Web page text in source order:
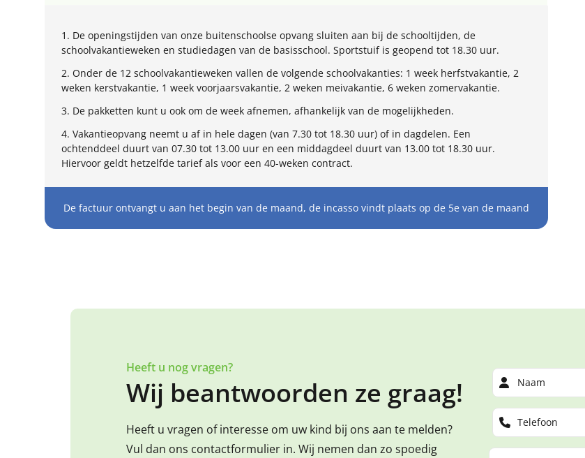
1. De openingstijden van onze buitenschoolse opvang sluiten aan bij de schooltijden, de
schoolvakantieweken en studiedagen van de basisschool. Sportstuif is geopend tot 18.30 uur.
2. Onder de 12 schoolvakantieweken vallen de volgende schoolvakanties: 1 week herfstvakantie, 2
weken kerstvakantie, 1 week voorjaarsvakantie, 2 weken meivakantie, 6 weken zomervakantie.
3. De pakketten kunt u ook om de week afnemen, afhankelijk van de mogelijkheden.
4. Vakantieopvang neemt u af in hele dagen (van 7.30 tot 18.30 uur) of in dagdelen. Een
ochtenddeel duurt van 07.30 tot 13.00 uur en een middagdeel duurt van 13.00 tot 18.30 uur.
Hiervoor geldt hetzelfde tarief als voor een 40-weken contract.
De factuur ontvangt u aan het begin van de maand, de incasso vindt plaats op de 5e van de maand
Heeft u nog vragen?
Wij beantwoorden ze graag!
Heeft u vragen of interesse om uw kind bij ons aan te melden?
Vul dan ons contactformulier in. Wij nemen dan zo spoedig